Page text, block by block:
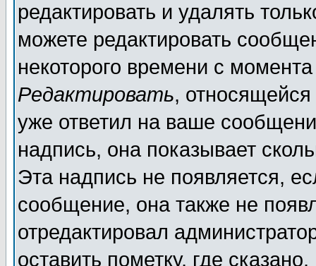
редактировать и удалять
можете редактировать
некоторого времени с
Редактировать,
уже ответил на ваше
надпись, она показывает
Эта надпись не появляется,
сообщение, она также не
отредактировал
оставить пометку, где